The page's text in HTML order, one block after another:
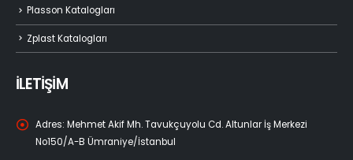
Plasson Katalogları
Zplast Katalogları
İLETİŞİM
Adres: Mehmet Akif Mh. Tavukçuyolu Cd. Altunlar İş Merkezi
No150/A-B Ümraniye/İstanbul